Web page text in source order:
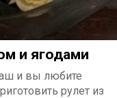
и ягодами
и вы любите
рулет из